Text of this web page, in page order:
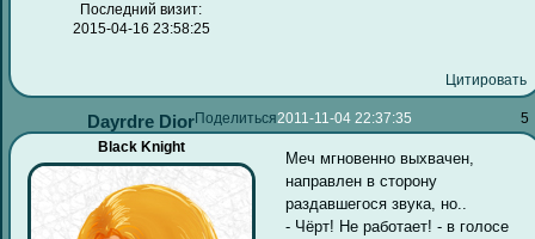
Последний визит:
2015-04-16 23:58:25
Цитировать
Поделиться 5
2011-11-04 22:37:35
Dayrdre Dior
Black Knight
Меч мгновенно выхвачен,
направлен в сторону
раздавшегося звука, но..
- Чёрт! Не работает! - в голосе